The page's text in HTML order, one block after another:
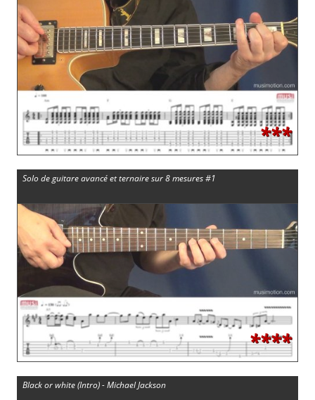
***
Solo de guitare avancé et ternaire sur 8 mesures #1
****
Black or white (Intro) - Michael Jackson